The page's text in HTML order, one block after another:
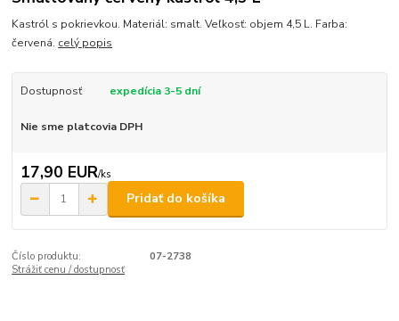
Kastról s pokrievkou. Materiál: smalt. Veľkosť: objem 4,5 L. Farba:
červená. celý popis
Dostupnosť expedícia 3-5 dní
Nie sme platcovia DPH
17,90 EUR/ks
Pridať do košíka
Číslo produktu:
07-2738
Strážiť cenu / dostupnosť